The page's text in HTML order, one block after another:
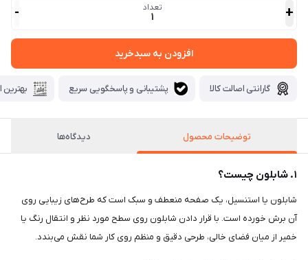
+ تعداد
1
-
افزودن به سبدخرید
گارانتی اصالت کالا پشتیبانی و پاسخگویی سریع بهترین
توضیحات محصول دیدگاه‌ها
۱. شابلون چیست؟
شابلون یا استنسیل، یک صفحه منعطف و سبک است که طرح‌های زیبایی روی
آن برش خورده است. با قرار دادن شابلون روی سطح مورد نظر و انتقال رنگ یا
خمیر از میان فضای خالی، طرحی دقیق و منظم روی کار شما نقش می‌بندد.